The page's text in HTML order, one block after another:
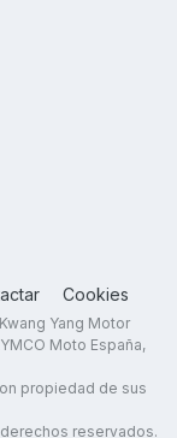
Cookies
Yang Motor
Moto España,
propiedad de sus
reservados.